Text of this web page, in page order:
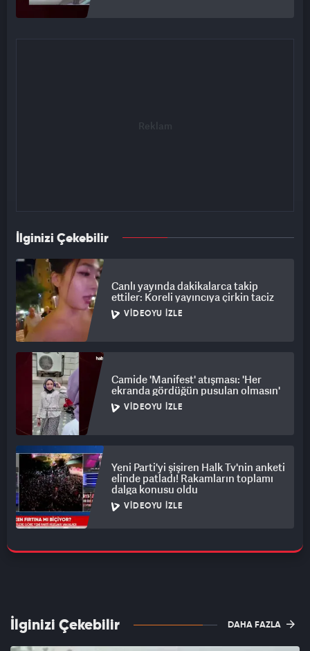
İlginizi Çekebilir
Canlı yayında dakikalarca takip
ettiler: Koreli yayıncıya çirkin taciz
VIDEOYU İZLE
Camide 'Manifest' atışması: 'Her
ekranda gördüğün pusulan olmasın'
VIDEOYU İZLE
Yeni Parti'yi şişiren Halk Tv'nin anketi
elinde patladı! Rakamların toplamı
dalga konusu oldu
VIDEOYU İZLE
İlginizi Çekebilir DAHA FAZLA